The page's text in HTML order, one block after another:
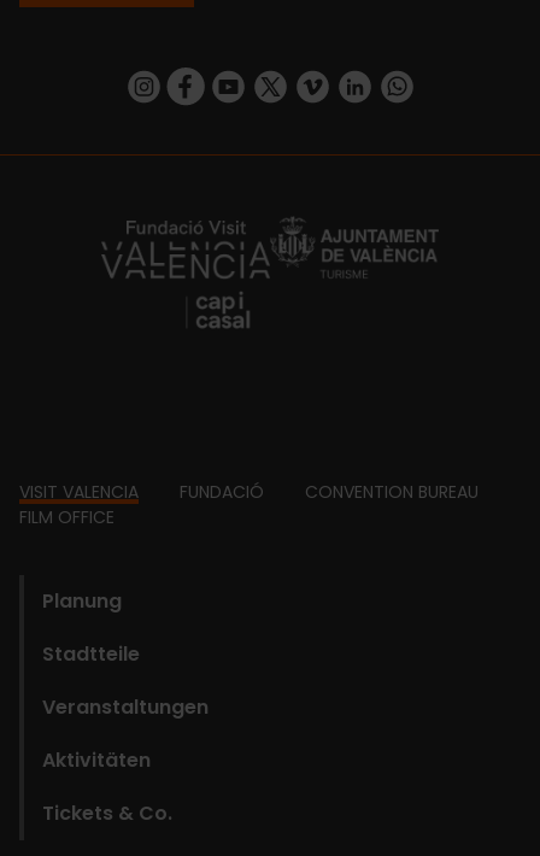
https://www.instagram.com/visit_valencia/
https://www.facebook.com/
https://www.youtube.com/user/
https://twitter.com/_VivaValencia
https://vimeo.com/
https://www.linkedin.com/company/turismo-valencia/https://api.whatsapp.com/send/
https://fundacion.visitvalencia.com/
Footer
VISIT VALENCIA FUNDACIÓ
CONVENTION BUREAU
FILM OFFICE
Planung
Stadtteile
Veranstaltungen
Aktivitäten
Tickets & Co.